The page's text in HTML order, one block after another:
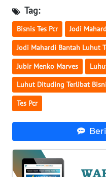
Tag:
Bisnis Tes Pcr Jodi
Jodi Mahardi Bantah Luhut
Jubir Menko Marves
Luhut Dituding Terlibat
Tes Pcr
RIAU
WN
SERAMBI
WN
JAMBI
WN